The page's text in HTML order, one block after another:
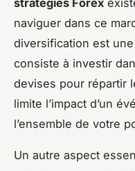
stratégies Forex
naviguer dans ce
diversification est
consiste à investir
devises pour répartir
limite l’impact d’un
l’ensemble de votre
Un autre aspect